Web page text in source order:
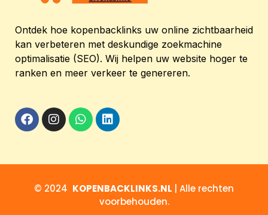
Ontdek hoe kopenbacklinks uw online zichtbaarheid
kan verbeteren met deskundige zoekmachine
optimalisatie (SEO). Wij helpen uw website hoger te
ranken en meer verkeer te genereren.
© 2024 KOPENBACKLINKS.NL
| Alle rechten
voorbehouden.